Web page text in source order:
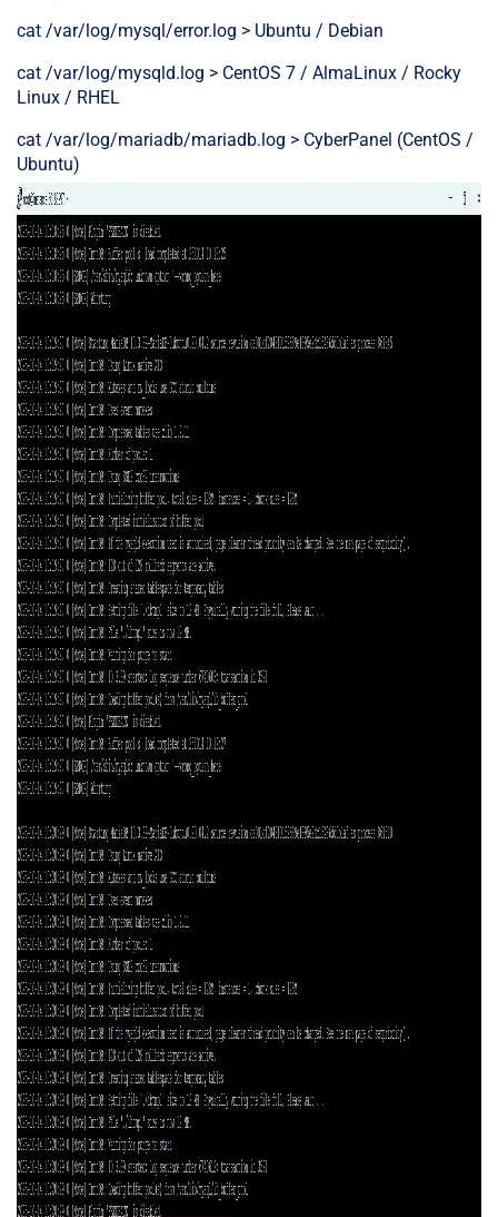
cat /var/log/mysql/error.log > Ubuntu / Debian
cat /var/log/mysqld.log > CentOS 7 / AlmaLinux / Rocky
Linux / RHEL
cat /var/log/mariadb/mariadb.log > CyberPanel (CentOS /
Ubuntu)